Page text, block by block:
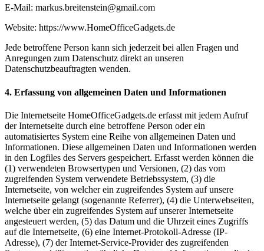
E-Mail: markus.breitenstein@gmail.com
Website: https://www.HomeOfficeGadgets.de
Jede betroffene Person kann sich jederzeit bei allen Fragen und
Anregungen zum Datenschutz direkt an unseren
Datenschutzbeauftragten wenden.
4. Erfassung von allgemeinen Daten und Informationen
Die Internetseite HomeOfficeGadgets.de erfasst mit jedem Aufruf
der Internetseite durch eine betroffene Person oder ein
automatisiertes System eine Reihe von allgemeinen Daten und
Informationen. Diese allgemeinen Daten und Informationen werden
in den Logfiles des Servers gespeichert. Erfasst werden können die
(1) verwendeten Browsertypen und Versionen, (2) das vom
zugreifenden System verwendete Betriebssystem, (3) die
Internetseite, von welcher ein zugreifendes System auf unsere
Internetseite gelangt (sogenannte Referrer), (4) die Unterwebseiten,
welche über ein zugreifendes System auf unserer Internetseite
angesteuert werden, (5) das Datum und die Uhrzeit eines Zugriffs
auf die Internetseite, (6) eine Internet-Protokoll-Adresse (IP-
Adresse), (7) der Internet-Service-Provider des zugreifenden